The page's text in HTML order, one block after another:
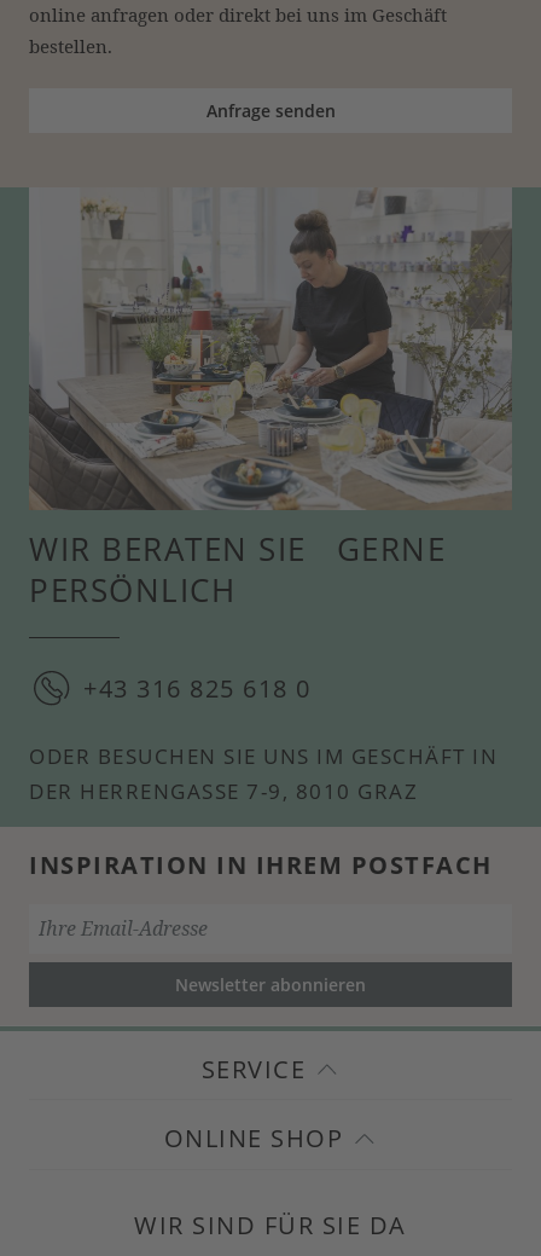
online anfragen oder direkt bei uns im Geschäft
bestellen.
Anfrage senden
WIR BERATEN SIE GERNE
PERSÖNLICH
+43 316 825 618 0
ODER BESUCHEN SIE UNS IM GESCHÄFT IN
DER HERRENGASSE 7-9, 8010 GRAZ
INSPIRATION IN IHREM POSTFACH
Newsletter abonnieren
SERVICE
ONLINE SHOP
WIR SIND FÜR SIE DA